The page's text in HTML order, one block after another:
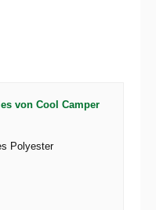
von Cool Camper
Polyester